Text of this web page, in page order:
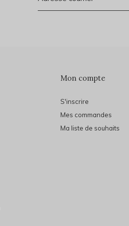
Mon compte
S'inscrire
Mes commandes
Ma liste de souhaits